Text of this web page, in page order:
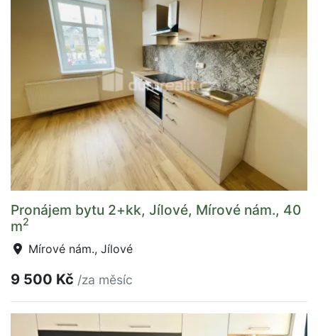
Pronájem bytu 2+kk, Jílové, Mírové nám., 40
m2
Mírové nám., Jílové
9 500 Kč /za měsíc